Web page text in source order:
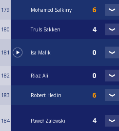
179 Mohamed Salkiny
180 Truls Bakken
181 Isa Malik
182 Riaz Ali
183 Robert Hedin
184 Paweł Zalewski